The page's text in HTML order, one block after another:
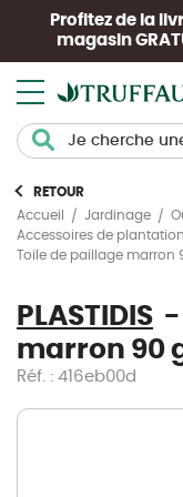
Profitez de la
magasin
RETOUR
Accueil
Jardinage
Accessoires de plantation
Toile de paillage marron
PLASTIDIS
marron 90
Réf. : 416eb00d